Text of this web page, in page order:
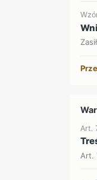
Art.
Art.